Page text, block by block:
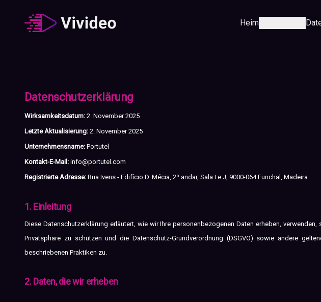
Heim
Datenschutzerklärung
Wirksamkeitsdatum: 2. November 2025
Letzte Aktualisierung: 2. November 2025
Unternehmensname: Portutel
Kontakt-E-Mail: info@portutel.com
Registrierte Adresse: Rua Ivens - Edifício D. Mécia, 2º andar, Sala I e J, 9000-064 Funchal, Madeira
1. Einleitung
Diese Datenschutzerklärung erläutert, wie wir Ihre personenbezogenen Daten erheben,
Privatsphäre zu schützen und die Datenschutz-Grundverordnung (DSGVO) sowie andere
beschriebenen Praktiken zu.
2. Daten, die wir erheben